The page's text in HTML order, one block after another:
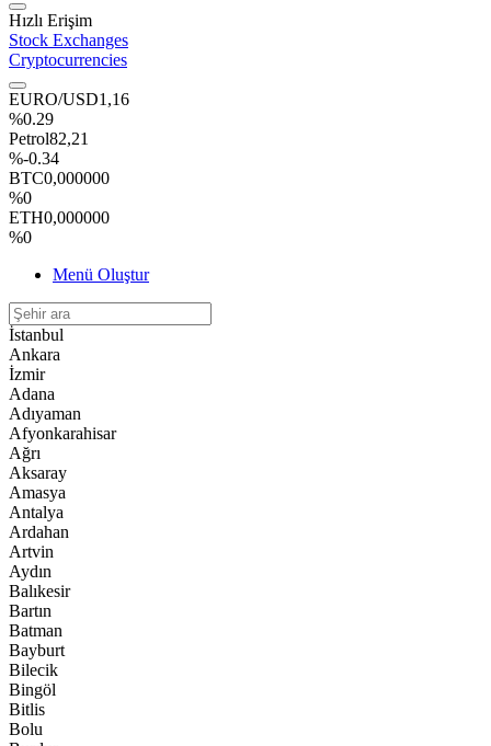
Hızlı Erişim
Stock Exchanges
Cryptocurrencies
EURO/USD1,16
%0.29
Petrol82,21
%-0.34
BTC0,000000
%0
ETH0,000000
%0
Menü Oluştur
İstanbul
Ankara
İzmir
Adana
Adıyaman
Afyonkarahisar
Ağrı
Aksaray
Amasya
Antalya
Ardahan
Artvin
Aydın
Balıkesir
Bartın
Batman
Bayburt
Bilecik
Bingöl
Bitlis
Bolu